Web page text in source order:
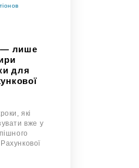
— лише
для
які
вже у